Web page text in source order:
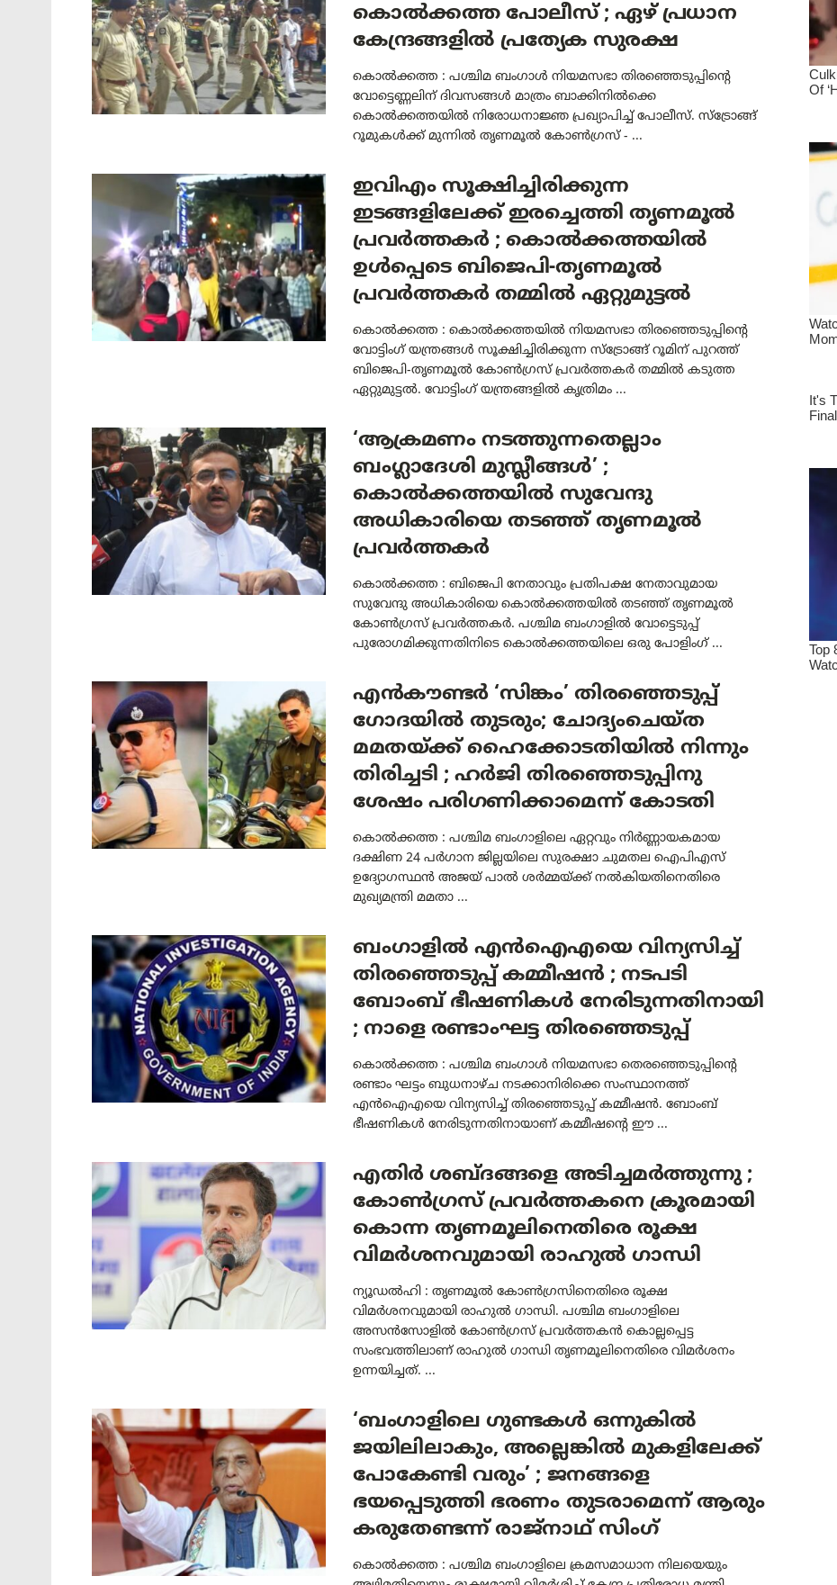
കൊൽക്കത്ത പോലീസ് ; ഏഴ് പ്രധാന
കേന്ദ്രങ്ങളിൽ പ്രത്യേക സുരക്ഷ
കൊൽക്കത്ത : പശ്ചിമ ബംഗാൾ നിയമസഭാ തിരഞ്ഞെടുപ്പിന്റെ
വോട്ടെണ്ണലിന് ദിവസങ്ങൾ മാത്രം ബാക്കിനിൽക്കെ
കൊൽക്കത്തയിൽ നിരോധനാജ്ഞ പ്രഖ്യാപിച്ച് പോലീസ്. സ്‌ട്രോങ്ങ്
റൂമുകൾക്ക് മുന്നിൽ തൃണമൂൽ കോൺഗ്രസ് - ...
ഇവിഎം സൂക്ഷിച്ചിരിക്കുന്ന
ഇടങ്ങളിലേക്ക് ഇരച്ചെത്തി തൃണമൂൽ
പ്രവർത്തകർ ; കൊൽക്കത്തയിൽ
ഉൾപ്പെടെ ബിജെപി-തൃണമൂൽ
പ്രവർത്തകർ തമ്മിൽ ഏറ്റുമുട്ടൽ
കൊൽക്കത്ത : കൊൽക്കത്തയിൽ നിയമസഭാ തിരഞ്ഞെടുപ്പിന്റെ
വോട്ടിംഗ് യന്ത്രങ്ങൾ സൂക്ഷിച്ചിരിക്കുന്ന സ്ട്രോങ്ങ് റൂമിന് പുറത്ത്
ബിജെപി-തൃണമൂൽ കോൺഗ്രസ് പ്രവർത്തകർ തമ്മിൽ കടുത്ത
ഏറ്റുമുട്ടൽ. വോട്ടിംഗ് യന്ത്രങ്ങളിൽ കൃത്രിമം ...
‘ആക്രമണം നടത്തുന്നതെല്ലാം
ബംഗ്ലാദേശി മുസ്ലീങ്ങൾ’ ;
കൊൽക്കത്തയിൽ സുവേന്ദു
അധികാരിയെ തടഞ്ഞ് തൃണമൂൽ
പ്രവർത്തകർ
കൊൽക്കത്ത : ബിജെപി നേതാവും പ്രതിപക്ഷ നേതാവുമായ
സുവേന്ദു അധികാരിയെ കൊൽക്കത്തയിൽ തടഞ്ഞ് തൃണമൂൽ
കോൺഗ്രസ് പ്രവർത്തകർ. പശ്ചിമ ബംഗാളിൽ വോട്ടെടുപ്പ്
പുരോഗമിക്കുന്നതിനിടെ കൊൽക്കത്തയിലെ ഒരു പോളിംഗ് ...
എൻകൗണ്ടർ ‘സിങ്കം’ തിരഞ്ഞെടുപ്പ്
ഗോദയിൽ തുടരും; ചോദ്യംചെയ്ത
മമതയ്ക്ക് ഹൈക്കോടതിയിൽ നിന്നും
തിരിച്ചടി ; ഹർജി തിരഞ്ഞെടുപ്പിനു
ശേഷം പരിഗണിക്കാമെന്ന് കോടതി
കൊൽക്കത്ത : പശ്ചിമ ബംഗാളിലെ ഏറ്റവും നിർണ്ണായകമായ
ദക്ഷിണ 24 പർഗാന ജില്ലയിലെ സുരക്ഷാ ചുമതല ഐപിഎസ്
ഉദ്യോഗസ്ഥൻ അജയ് പാൽ ശർമ്മയ്ക്ക് നൽകിയതിനെതിരെ
മുഖ്യമന്ത്രി മമതാ ...
ബംഗാളിൽ എൻഐഎയെ വിന്യസിച്ച്
തിരഞ്ഞെടുപ്പ് കമ്മീഷൻ ; നടപടി
ബോംബ് ഭീഷണികൾ നേരിടുന്നതിനായി
; നാളെ രണ്ടാംഘട്ട തിരഞ്ഞെടുപ്പ്
കൊൽക്കത്ത : പശ്ചിമ ബംഗാൾ നിയമസഭാ തെരഞ്ഞെടുപ്പിന്റെ
രണ്ടാം ഘട്ടം ബുധനാഴ്ച നടക്കാനിരിക്കെ സംസ്ഥാനത്ത്
എൻഐഎയെ വിന്യസിച്ച് തിരഞ്ഞെടുപ്പ് കമ്മീഷൻ. ബോംബ്
ഭീഷണികൾ നേരിടുന്നതിനായാണ് കമ്മീഷന്റെ ഈ ...
എതിർ ശബ്ദങ്ങളെ അടിച്ചമർത്തുന്നു ;
കോൺഗ്രസ് പ്രവർത്തകനെ ക്രൂരമായി
കൊന്ന തൃണമൂലിനെതിരെ രൂക്ഷ
വിമർശനവുമായി രാഹുൽ ഗാന്ധി
ന്യൂഡൽഹി : തൃണമൂൽ കോൺഗ്രസിനെതിരെ രൂക്ഷ
വിമർശനവുമായി രാഹുൽ ഗാന്ധി. പശ്ചിമ ബംഗാളിലെ
അസൻസോളിൽ കോൺഗ്രസ് പ്രവർത്തകൻ കൊല്ലപ്പെട്ട
സംഭവത്തിലാണ് രാഹുൽ ഗാന്ധി തൃണമൂലിനെതിരെ വിമർശനം
ഉന്നയിച്ചത്. ...
‘ബംഗാളിലെ ഗുണ്ടകൾ ഒന്നുകിൽ
ജയിലിലാകും, അല്ലെങ്കിൽ മുകളിലേക്ക്
പോകേണ്ടി വരും’ ; ജനങ്ങളെ
ഭയപ്പെടുത്തി ഭരണം തുടരാമെന്ന് ആരും
കരുതേണ്ടന്ന് രാജ്നാഥ്‌ സിംഗ്
കൊൽക്കത്ത : പശ്ചിമ ബംഗാളിലെ ക്രമസമാധാന നിലയെയും